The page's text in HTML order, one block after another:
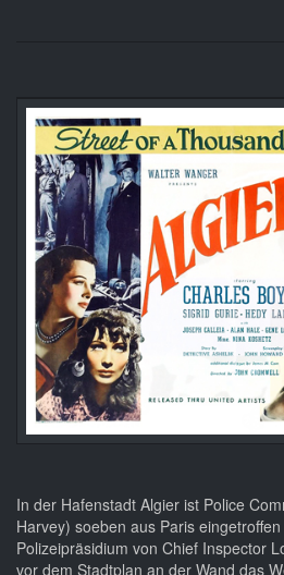
In der Hafenstadt Algier ist Police
Harvey) soeben aus Paris
Polizeipräsidium von Chief Inspector
vor dem Stadtplan an der Wand das